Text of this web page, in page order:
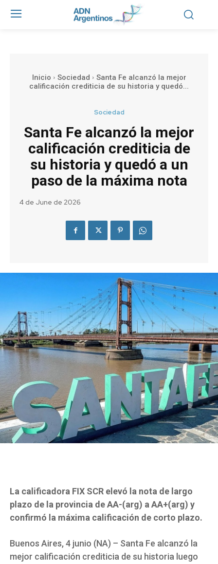
Inicio Sociedad
Santa Fe alcanzó la mejor
calificación crediticia de su historia y quedó...
Sociedad
Santa Fe alcanzó la mejor
calificación crediticia de
su historia y quedó a un
paso de la máxima nota
4 de June de 2026
La calificadora FIX SCR elevó la nota de largo
plazo de la provincia de AA-(arg) a AA+(arg) y
confirmó la máxima calificación de corto plazo.
Buenos Aires, 4 junio (NA) – Santa Fe alcanzó la
mejor calificación crediticia de su historia luego